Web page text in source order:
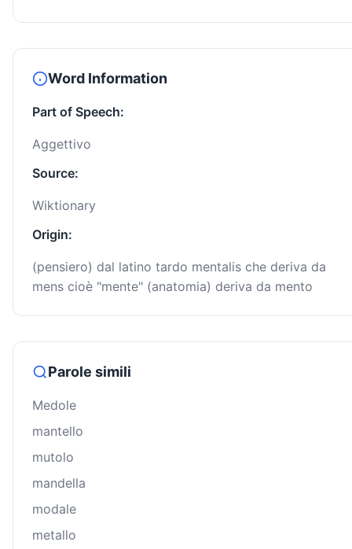
Word Information
Part of Speech:
Aggettivo
Source:
Wiktionary
Origin:
(pensiero) dal latino tardo mentalis che deriva da
mens cioè "mente" (anatomia) deriva da mento
Parole simili
Medole
mantello
mutolo
mandella
modale
metallo